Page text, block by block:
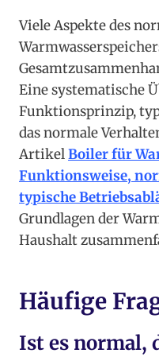
Viele Aspekte des
Eine systematische
Funktionsprinzip,
das normale
ArtikelBoiler für
Funktionsweise,
typische
Grundlagen der
Haushalt
Häufige
Ist es normal,